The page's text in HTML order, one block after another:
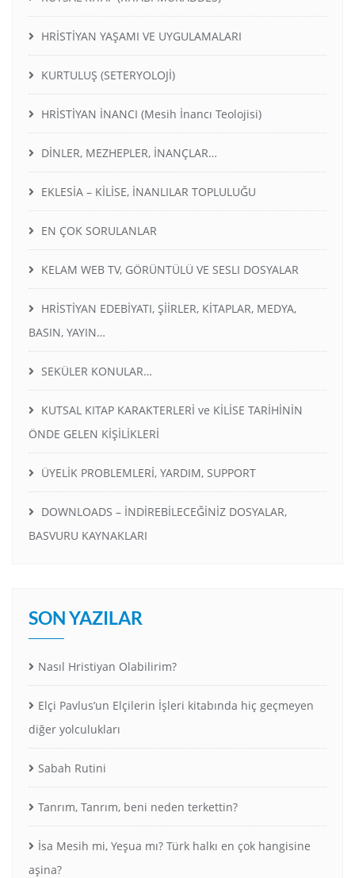
HRİSTİYAN YAŞAMI VE UYGULAMALARI
KURTULUŞ (SETERYOLOJİ)
HRİSTİYAN İNANCI (Mesih İnancı Teolojisi)
DİNLER, MEZHEPLER, İNANÇLAR…
EKLESİA – KİLİSE, İNANLILAR TOPLULUĞU
EN ÇOK SORULANLAR
KELAM WEB TV, GÖRÜNTÜLÜ VE SESLI DOSYALAR
HRİSTİYAN EDEBİYATI, ŞİİRLER, KİTAPLAR, MEDYA,
BASIN, YAYIN…
SEKÜLER KONULAR…
KUTSAL KITAP KARAKTERLERİ ve KİLİSE TARİHİNİN
ÖNDE GELEN KİŞİLİKLERİ
ÜYELİK PROBLEMLERİ, YARDIM, SUPPORT
DOWNLOADS – İNDİREBİLECEĞİNİZ DOSYALAR,
BASVURU KAYNAKLARI
SON YAZILAR
Nasıl Hristiyan Olabilirim?
Elçi Pavlus’un Elçilerin İşleri kitabında hiç geçmeyen
diğer yolculukları
Sabah Rutini
Tanrım, Tanrım, beni neden terkettin?
İsa Mesih mi, Yeşua mı? Türk halkı en çok hangisine
aşina?